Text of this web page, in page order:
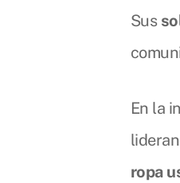
Sus
En la
ropa